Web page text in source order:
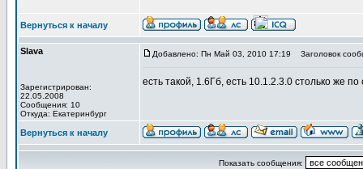
Вернуться к началу
Slava
Зарегистрирован:
22.05.2008
Сообщения: 10
Откуда: Екатеринбург
Добавлено: Пн Май 03, 2010 17:19 Заголовок
есть такой, 1.6Гб, есть 10.1.2.3.0 столько же
Вернуться к началу
Показать сообщения: